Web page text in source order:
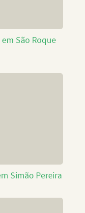
São Roque
Simão Pereira